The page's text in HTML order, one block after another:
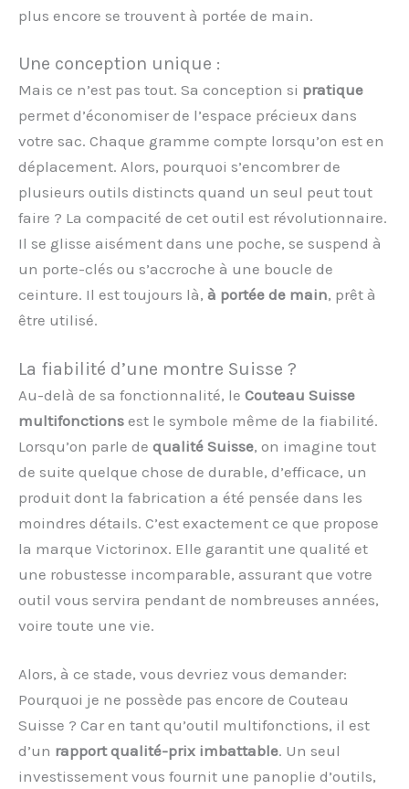
plus encore se trouvent à portée de main.
Une conception unique :
Mais ce n’est pas tout. Sa conception si pratique
permet d’économiser de l’espace précieux dans
votre sac. Chaque gramme compte lorsqu’on est en
déplacement. Alors, pourquoi s’encombrer de
plusieurs outils distincts quand un seul peut tout
faire ? La compacité de cet outil est révolutionnaire.
Il se glisse aisément dans une poche, se suspend à
un porte-clés ou s’accroche à une boucle de
ceinture. Il est toujours là, à portée de main, prêt à
être utilisé.
La fiabilité d’une montre Suisse ?
Au-delà de sa fonctionnalité, le Couteau Suisse
multifonctions est le symbole même de la fiabilité.
Lorsqu’on parle de qualité Suisse, on imagine tout
de suite quelque chose de durable, d’efficace, un
produit dont la fabrication a été pensée dans les
moindres détails. C’est exactement ce que propose
la marque Victorinox. Elle garantit une qualité et
une robustesse incomparable, assurant que votre
outil vous servira pendant de nombreuses années,
voire toute une vie.
Alors, à ce stade, vous devriez vous demander:
Pourquoi je ne possède pas encore de Couteau
Suisse ? Car en tant qu’outil multifonctions, il est
d’un rapport qualité-prix imbattable. Un seul
investissement vous fournit une panoplie d’outils,